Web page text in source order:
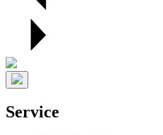
Service